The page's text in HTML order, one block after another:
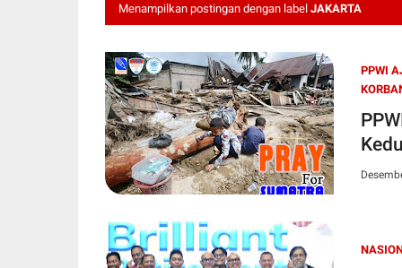
Menampilkan postingan dengan label JAKARTA
PPWI